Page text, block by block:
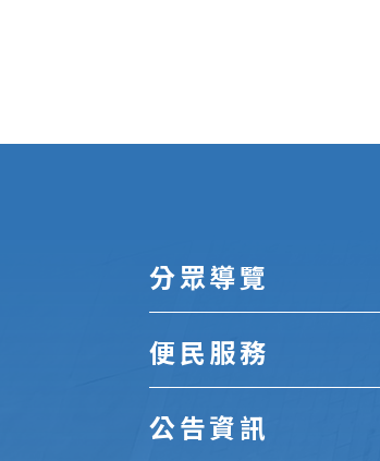
分眾導覽
便民服務
公告資訊